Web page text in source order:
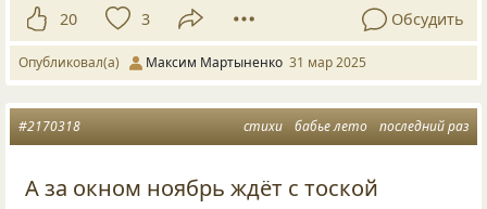
20 3 Обсудить
Опубликовал(а) Максим Мартыненко 31 мар 2025
стихи бабье лето последний раз
#2170318
А за окном ноябрь ждёт с тоской